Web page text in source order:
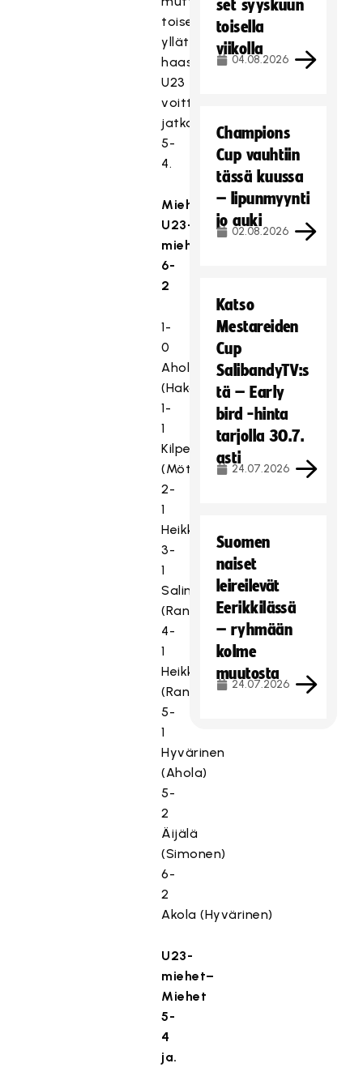
toisessa
yllätti
haastaja
U23
voittamalla
jatkoajalla
5-
4.
Miehet–
U23-
miehet
6-
2
1-
0
Ahola
(Hakanen)
1-
1
Kilpeläinen
(Möttönen)
2-
1
Heikkilä
3-
1
Salin
(Rantala)
4-
1
Heikkilä
(Rantala)
5-
1
Hyvärinen
(Ahola)
5-
2
Äijälä
(Simonen)
6-
2
Akola (Hyvärinen)
U23-
miehet–
Miehet
5-
4
ja.
set syyskuun
toisella
viikolla
04.08.2026
Champions
Cup vauhtiin
tässä kuussa
– lipunmyynti
jo auki
02.08.2026
Katso
Mestareiden
Cup
SalibandyTV:s
tä – Early
bird -hinta
tarjolla 30.7.
asti
24.07.2026
Suomen
naiset
leireilevät
Eerikkilässä
– ryhmään
kolme
muutosta
24.07.2026